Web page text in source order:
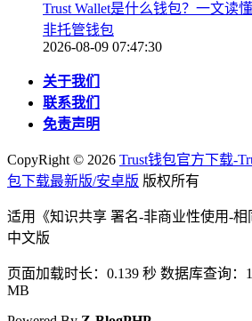
Trust Wallet是什么钱包？一文读
非托管钱包
2026-08-09 07:47:30
关于我们
联系我们
免责声明
CopyRight © 2026 Trust钱包官方下载-
包下载最新版/安卓版 版权所有
适用《知识共享 署名-非商业性使用-相
中文版
页面加载时长：0.139 秒 数据库查询：
MB